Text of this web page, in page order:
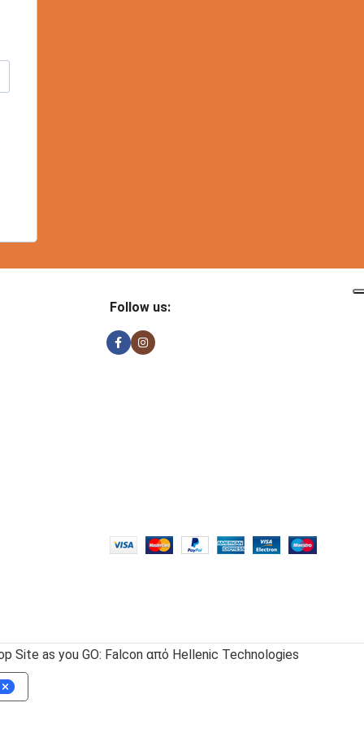
Follow us:
Site as you GO: Falcon από Hellenic Technologies